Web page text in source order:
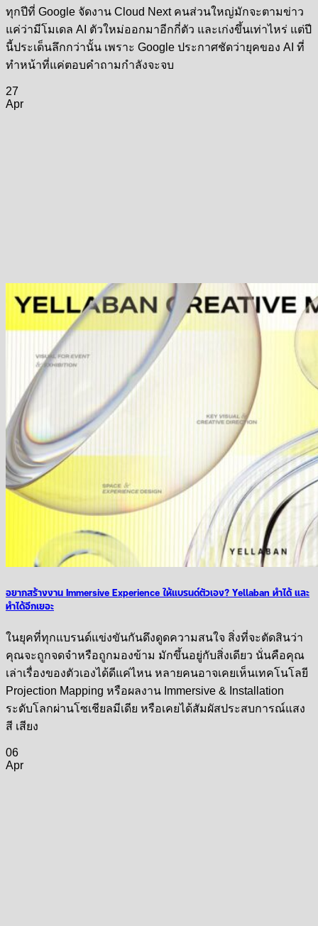
ทุกปีที่ Google จัดงาน Cloud Next คนส่วนใหญ่มักจะตามข่าว
แค่ว่ามีโมเดล AI ตัวใหม่ออกมาอีกกี่ตัว และเก่งขึ้นเท่าไหร่ แต่ปี
นี้ประเด็นลึกกว่านั้น เพราะ Google ประกาศชัดว่ายุคของ AI ที่
ทำหน้าที่แค่ตอบคำถามกำลังจะจบ
27
Apr
อยากสร้างงาน Immersive Experience ให้แบรนด์ตัวเอง? Yellaban ทำได้ และ
ทำได้อีกเยอะ
ในยุคที่ทุกแบรนด์แข่งขันกันดึงดูดความสนใจ สิ่งที่จะตัดสินว่า
คุณจะถูกจดจำหรือถูกมองข้าม มักขึ้นอยู่กับสิ่งเดียว นั่นคือคุณ
เล่าเรื่องของตัวเองได้ดีแค่ไหน หลายคนอาจเคยเห็นเทคโนโลยี
Projection Mapping หรือผลงาน Immersive & Installation
ระดับโลกผ่านโซเชียลมีเดีย หรือเคยได้สัมผัสประสบการณ์แสง
สี เสียง
06
Apr